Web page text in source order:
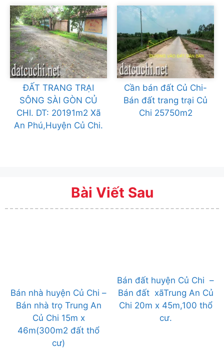
ĐẤT TRANG TRẠI
SÔNG SÀI GÒN CỦ
CHI. DT: 20191m2 Xã
An Phú,Huyện Củ Chi.
Cần bán đất Củ Chi-
Bán đất trang trại Củ
Chi 25750m2
Bài Viết Sau
Bán nhà huyện Củ Chi –
Bán nhà trọ Trung An
Củ Chi 15m x
46m(300m2 đất thổ
cư)
Bán đất huyện Củ Chi –
Bán đất xãTrung An Củ
Chi 20m x 45m,100 thổ
cư.